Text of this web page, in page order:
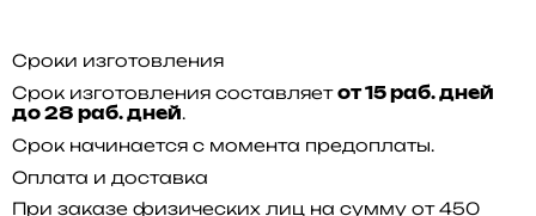
Сроки изготовления
Срок изготовления составляет от 15 раб. дней
до 28 раб. дней.
Срок начинается с момента предоплаты.
Оплата и доставка
При заказе физических лиц на сумму от 450